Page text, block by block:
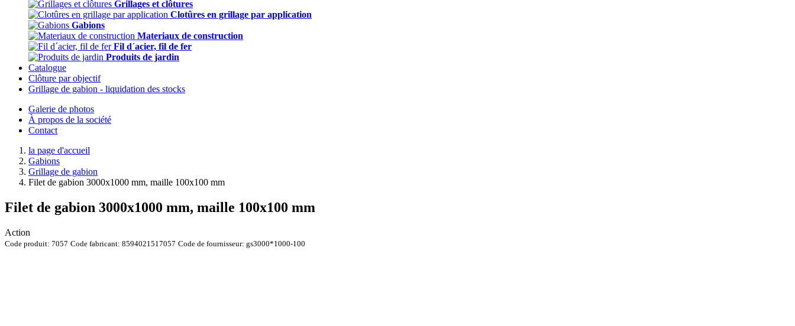
Grillages et clôtures
Clotûres en grillage par application
Gabions
Materiaux de construction
Fil d´acier, fil de fer
Produits de jardin
Catalogue
Clôture par objectif
Grillage de gabion - liquidation des stocks
Galerie de photos
À propos de la société
Contact
la page d'accueil
Gabions
Grillage de gabion
Filet de gabion 3000x1000 mm, maille 100x100 mm
Filet de gabion 3000x1000 mm, maille 100x100 mm
Action
Code produit: 7057 Code fabricant: 8594021517057 Code de fournisseur: gs3000*1000-100